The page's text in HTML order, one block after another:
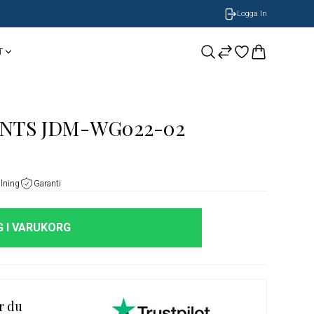
Logga In
GUESS
Herrklockor
NOBEL by BILLGREN
JDM-WG022-02
Garanti
I VARUKORG
du